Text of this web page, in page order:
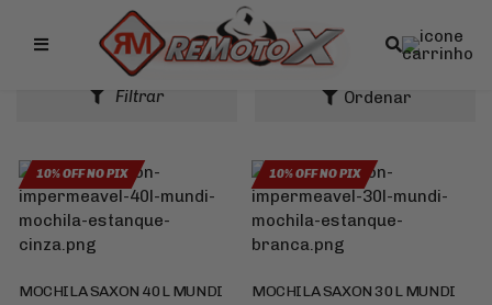
Remotox
MOCHILAS
Filtrar
10% OFF NO PIX
MOCHILA SAXON 40L MUNDI
10% OFF NO PIX
MOCHILA SAXON 30L MUNDI